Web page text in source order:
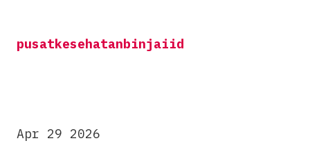
contentpusatkesehatanbinjaiid
Apr 29 2026